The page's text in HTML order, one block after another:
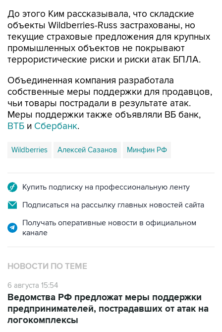
До этого Ким рассказывала, что складские
объекты Wildberries-Russ застрахованы, но
текущие страховые предложения для крупных
промышленных объектов не покрывают
террористические риски и риски атак БПЛА.
Объединенная компания разработала
собственные меры поддержки для продавцов,
чьи товары пострадали в результате атак.
Меры поддержки также объявляли ВБ банк,
ВТБ и Сбербанк.
Wildberries Алексей Сазанов Минфин РФ
Купить подписку на профессиональную ленту
Подписаться на рассылку главных новостей сайта
Получать оперативные новости в официальном
канале
НОВОСТИ ПО ТЕМЕ
6 августа 15:54
Ведомства РФ предложат меры поддержки
предпринимателей, пострадавших от атак на
логокомплексы